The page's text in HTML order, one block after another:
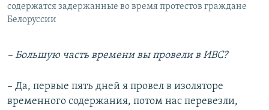
содержатся задержанные во время протестов граждане
Белоруссии
– Большую часть времени вы провели в ИВС?
– Да, первые пять дней я провел в изоляторе
временного содержания, потом нас перевезли,